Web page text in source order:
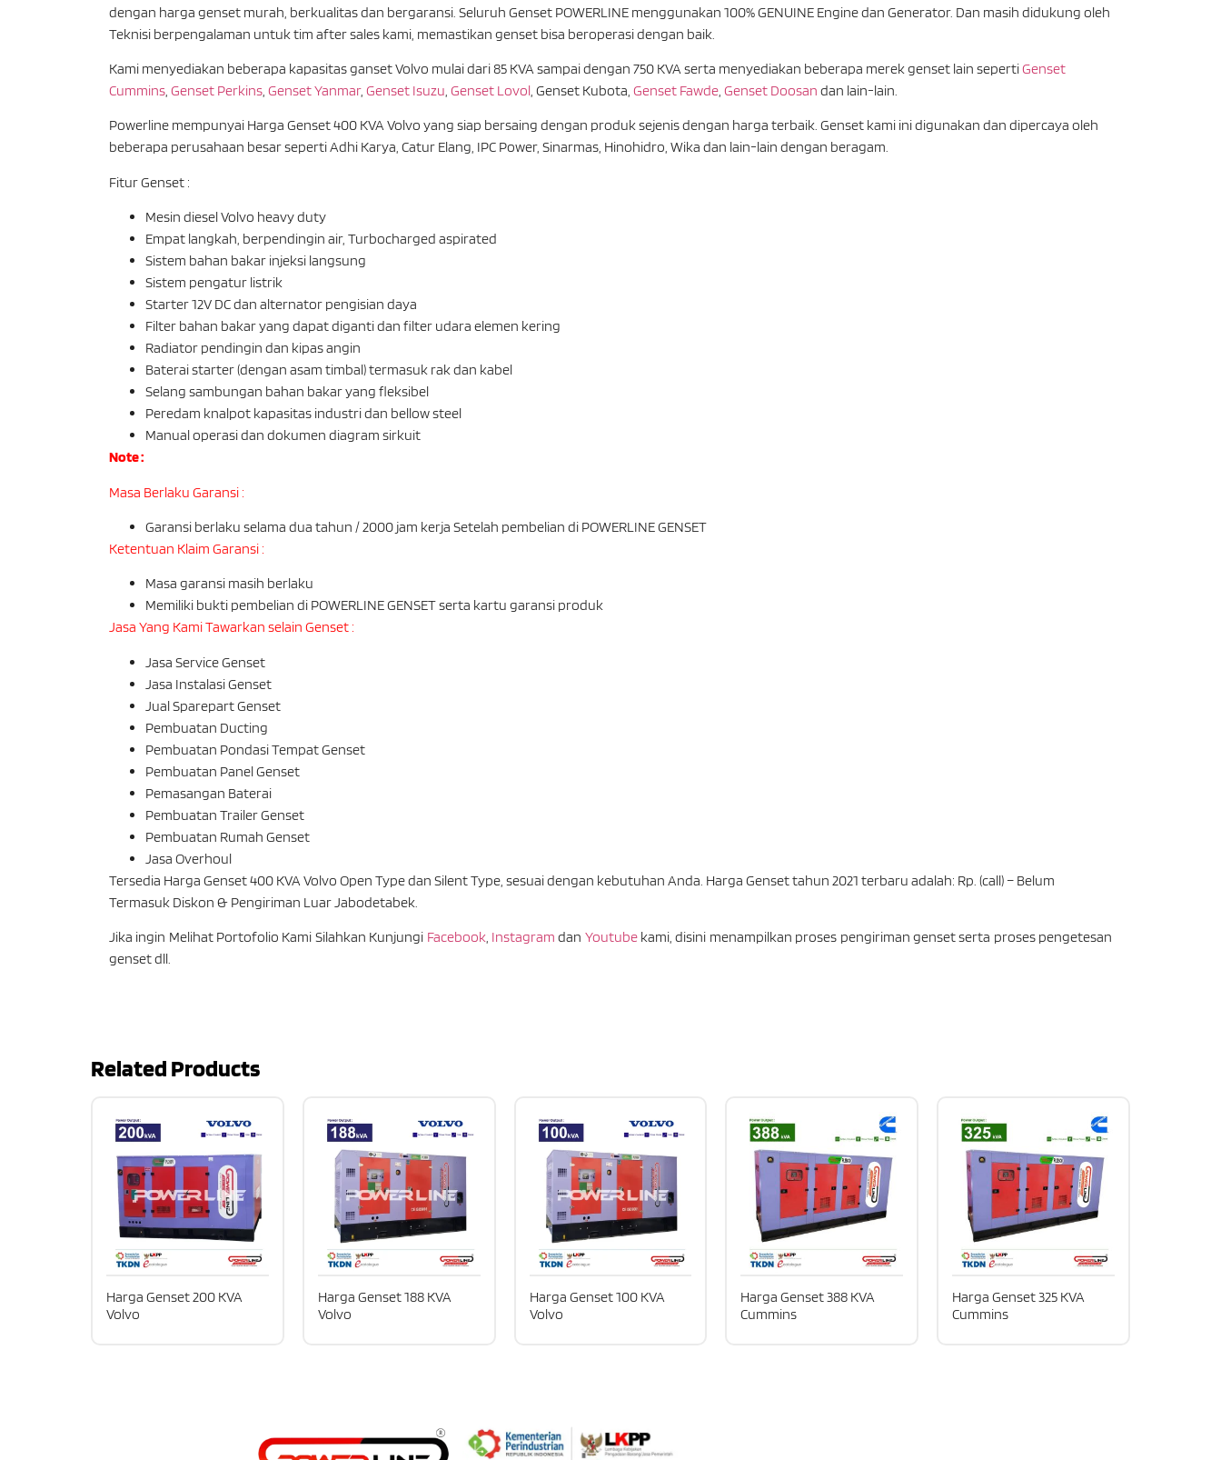
dengan harga genset murah, berkualitas dan bergaransi. Seluruh Genset POWERLINE menggunakan 100% GENUINE Engine dan Generator. Dan masih didukung oleh
Teknisi berpengalaman untuk tim after sales kami, memastikan genset bisa beroperasi dengan baik.
Kami menyediakan beberapa kapasitas ganset Volvo mulai dari 85 KVA sampai dengan 750 KVA serta menyediakan beberapa merek genset lain sepertiGenset
Cummins, Genset Perkins, Genset Yanmar, Genset Isuzu, Genset Lovol, Genset Kubota, Genset Fawde, Genset Doosan dan lain-lain.
Powerline mempunyai Harga Genset 400 KVA Volvo yang siap bersaing dengan produk sejenis dengan harga terbaik. Genset kami ini digunakan dan dipercaya oleh
beberapa perusahaan besar seperti Adhi Karya, Catur Elang, IPC Power, Sinarmas, Hinohidro, Wika dan lain-lain dengan beragam.
Fitur Genset :
Mesin diesel Volvo heavy duty
Empat langkah, berpendingin air, Turbocharged aspirated
Sistem bahan bakar injeksi langsung
Sistem pengatur listrik
Starter 12V DC dan alternator pengisian daya
Filter bahan bakar yang dapat diganti dan filter udara elemen kering
Radiator pendingin dan kipas angin
Baterai starter (dengan asam timbal) termasuk rak dan kabel
Selang sambungan bahan bakar yang fleksibel
Peredam knalpot kapasitas industri dan bellow steel
Manual operasi dan dokumen diagram sirkuit
Note :
Masa Berlaku Garansi :
Garansi berlaku selama dua tahun / 2000 jam kerja Setelah pembelian di POWERLINE GENSET
Ketentuan Klaim Garansi :
Masa garansi masih berlaku
Memiliki bukti pembelian di POWERLINE GENSET serta kartu garansi produk
Jasa Yang Kami Tawarkan selain Genset :
Jasa Service Genset
Jasa Instalasi Genset
Jual Sparepart Genset
Pembuatan Ducting
Pembuatan Pondasi Tempat Genset
Pembuatan Panel Genset
Pemasangan Baterai
Pembuatan Trailer Genset
Pembuatan Rumah Genset
Jasa Overhoul
Tersedia Harga Genset 400 KVA Volvo Open Type dan Silent Type, sesuai dengan kebutuhan Anda. Harga Genset tahun 2021 terbaru adalah: Rp. (call) – Belum
Termasuk Diskon & Pengiriman Luar Jabodetabek.
Jika ingin Melihat Portofolio Kami Silahkan Kunjungi Facebook, Instagram dan Youtubekami, disini menampilkan proses pengiriman genset serta proses pengetesan
genset dll.
Related Products
Harga Genset 200 KVA
Volvo
Harga Genset 188 KVA
Volvo
Harga Genset 100 KVA
Volvo
Harga Genset 388 KVA
Cummins
Harga Genset 325 KVA
Cummins